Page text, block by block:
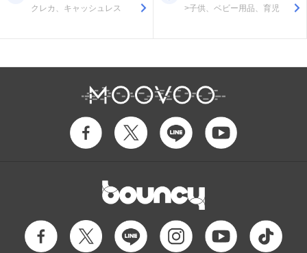
クレカ、キャッシュレス >子供、ベビー用品、育児